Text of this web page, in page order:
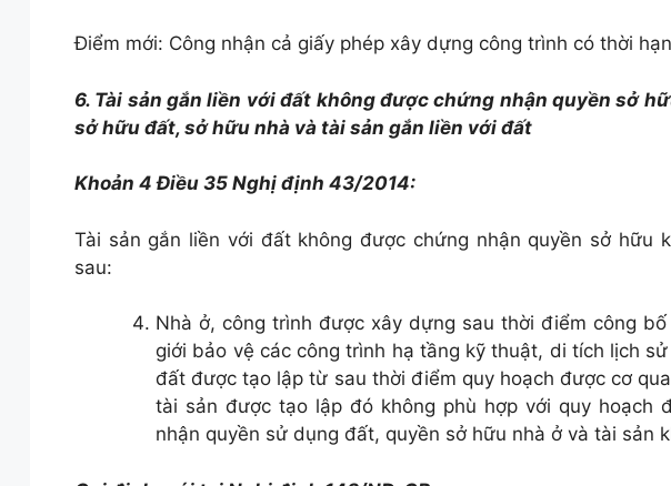
Điểm mới: Công nhận cả giấy phép xây dựng công trình có thời
6. Tài sản gắn liền với đất không được chứng nhận quyền sở
sở hữu đất, sở hữu nhà và tài sản gắn liền với đất
Khoản 4 Điều 35 Nghị định 43/2014:
Tài sản gắn liền với đất không được chứng nhận quyền sở hữu
sau:
Nhà ở, công trình được xây dựng sau thời điểm công
giới bảo vệ các công trình hạ tầng kỹ thuật, di tích lịch
đất được tạo lập từ sau thời điểm quy hoạch được cơ
tài sản được tạo lập đó không phù hợp với quy hoạch
nhận quyền sử dụng đất, quyền sở hữu nhà ở và tài sản